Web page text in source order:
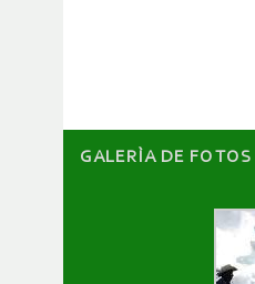
GALERÌA DE FOTOS